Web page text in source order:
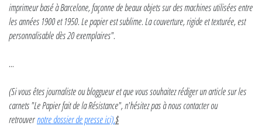
imprimeur basé à Barcelone, façonne de beaux objets sur des machines utilisées entre
les années 1900 et 1950. Le papier est sublime. La couverture, rigide et texturée, est
personnalisable dès 20 exemplaires".
...
(Si vous êtes journaliste ou bloggueur et que vous souhaitez rédiger un article sur les
carnets "Le Papier fait de la Résistance", n'hésitez pas à nous contacter ou
retrouvernotre dossier de presse ici).$